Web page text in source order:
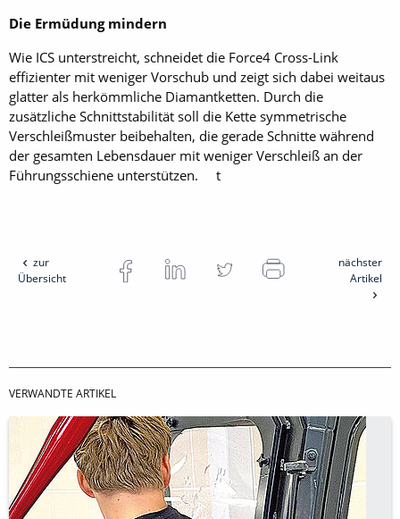
Die Ermüdung mindern
Wie ICS unterstreicht, schneidet die Force4 Cross-Link
effizienter mit weniger Vorschub und zeigt sich dabei weitaus
glatter als herkömmliche Diamantketten. Durch die
zusätzliche Schnittstabilität soll die Kette symmetrische
Verschleißmuster beibehalten, die gerade Schnitte während
der gesamten Lebensdauer mit weniger Verschleiß an der
Führungsschiene unterstützen. t
zur
Übersicht
nächster
Artikel
VERWANDTE ARTIKEL